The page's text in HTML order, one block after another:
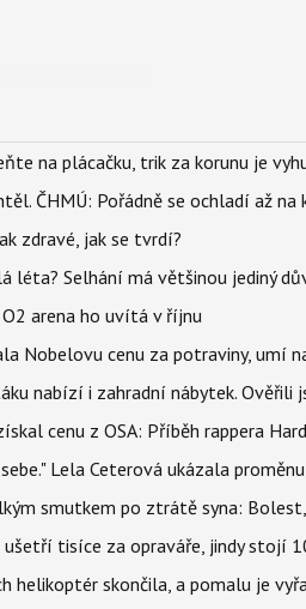
na plácačku, trik za korunu je
ČHMÚ: Pořádně se ochladí až na
zdravé, jak se tvrdí?
léta? Selhání má většinou jediný
arena ho uvítá v říjnu
Nobelovu cenu za potraviny, umí
nabízí i zahradní nábytek. Ověřili
cenu z OSA: Příběh rappera
Lela Ceterová ukázala
smutkem po ztrátě syna:
tisíce za opraváře, jindy stojí
helikoptér skončila, a pomalu je